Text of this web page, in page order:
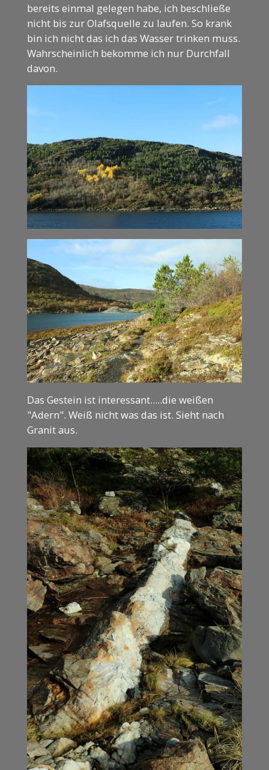
bereits einmal gelegen habe, ich beschließe
nicht bis zur Olafsquelle zu laufen. So krank
bin ich nicht das ich das Wasser trinken muss.
Wahrscheinlich bekomme ich nur Durchfall
davon.
Das Gestein ist interessant.....die weißen
"Adern". Weiß nicht was das ist. Sieht nach
Granit aus.